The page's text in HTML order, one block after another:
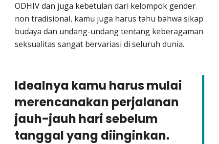
ODHIV dan juga kebetulan dari kelompok gender
non tradisional, kamu juga harus tahu bahwa sikap
budaya dan undang-undang tentang keberagaman
seksualitas sangat bervariasi di seluruh dunia.
Idealnya kamu harus mulai
merencanakan perjalanan
jauh-jauh hari sebelum
tanggal yang diinginkan.